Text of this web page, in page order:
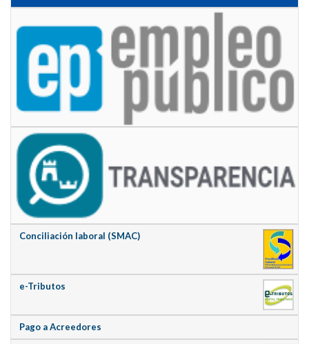
Conciliación laboral (SMAC)
e-Tributos
Pago a Acreedores